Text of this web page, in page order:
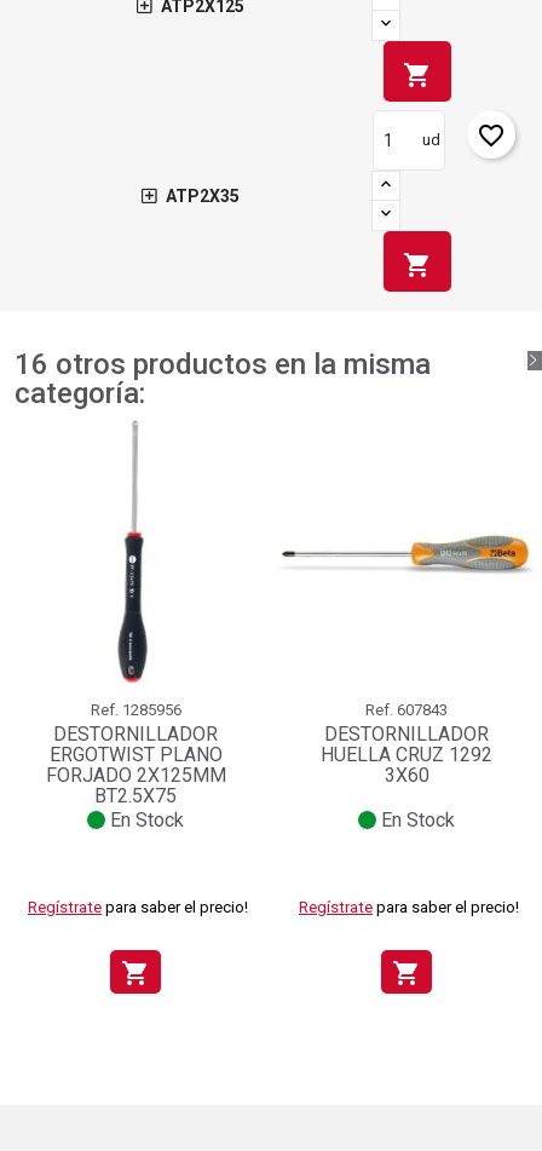
ATP2X125
shopping_cart
ATP2X35
ud
shopping_cart
favorite_border
16 otros productos en la misma
categoría:
Ref. 1285956
DESTORNILLADOR
ERGOTWIST PLANO
FORJADO 2X125MM
BT2.5X75
En Stock
Regístrate para saber el precio!
shopping_cart
Ref. 607843
DESTORNILLADOR
HUELLA CRUZ 1292
3X60
En Stock
Regístrate para saber el precio!
shopping_cart